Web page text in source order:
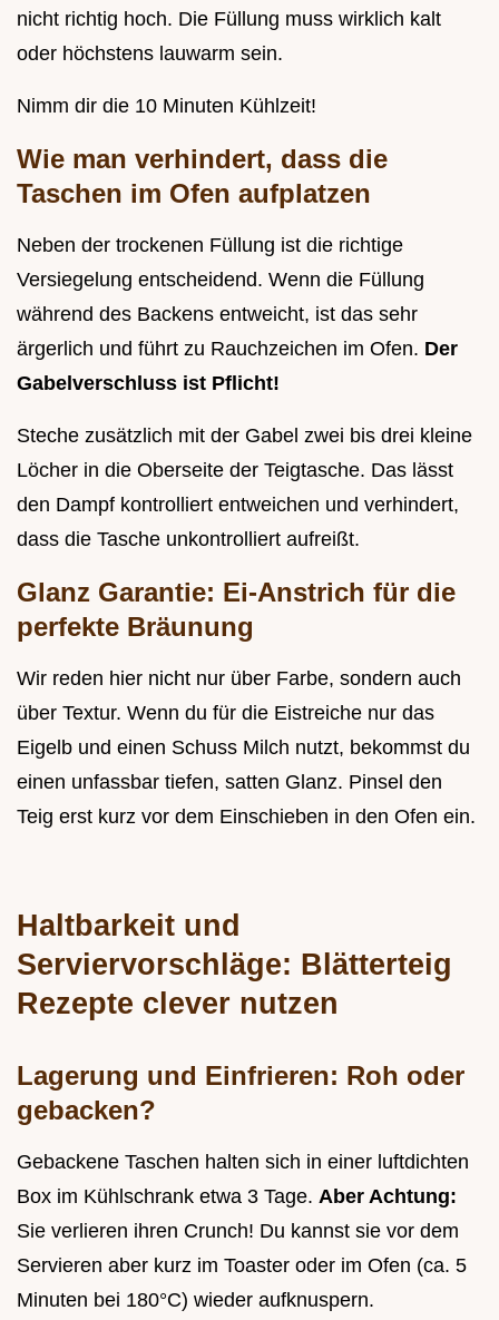
nicht richtig hoch. Die Füllung muss wirklich kalt
oder höchstens lauwarm sein.
Nimm dir die 10 Minuten Kühlzeit!
Wie man verhindert, dass die
Taschen im Ofen aufplatzen
Neben der trockenen Füllung ist die richtige
Versiegelung entscheidend. Wenn die Füllung
während des Backens entweicht, ist das sehr
ärgerlich und führt zu Rauchzeichen im Ofen. Der
Gabelverschluss ist Pflicht!
Steche zusätzlich mit der Gabel zwei bis drei kleine
Löcher in die Oberseite der Teigtasche. Das lässt
den Dampf kontrolliert entweichen und verhindert,
dass die Tasche unkontrolliert aufreißt.
Glanz Garantie: Ei-Anstrich für die
perfekte Bräunung
Wir reden hier nicht nur über Farbe, sondern auch
über Textur. Wenn du für die Eistreiche nur das
Eigelb und einen Schuss Milch nutzt, bekommst du
einen unfassbar tiefen, satten Glanz. Pinsel den
Teig erst kurz vor dem Einschieben in den Ofen ein.
Haltbarkeit und
Serviervorschläge: Blätterteig
Rezepte clever nutzen
Lagerung und Einfrieren: Roh oder
gebacken?
Gebackene Taschen halten sich in einer luftdichten
Box im Kühlschrank etwa 3 Tage. Aber Achtung:
Sie verlieren ihren Crunch! Du kannst sie vor dem
Servieren aber kurz im Toaster oder im Ofen (ca. 5
Minuten bei 180°C) wieder aufknuspern.